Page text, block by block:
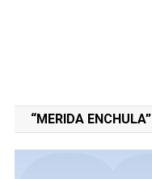
“MERIDA ENCHULA”